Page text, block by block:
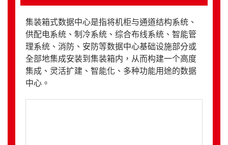
集装箱式数据中心是指将机柜与通道结构系统、
供配电系统、制冷系统、综合布线系统、智能管
理系统、消防、安防等数据中心基础设施部分或
全部地集成安装到集装箱内，从而构建一个高度
集成、灵活扩建、智能化、多种功能用途的数据
中心。